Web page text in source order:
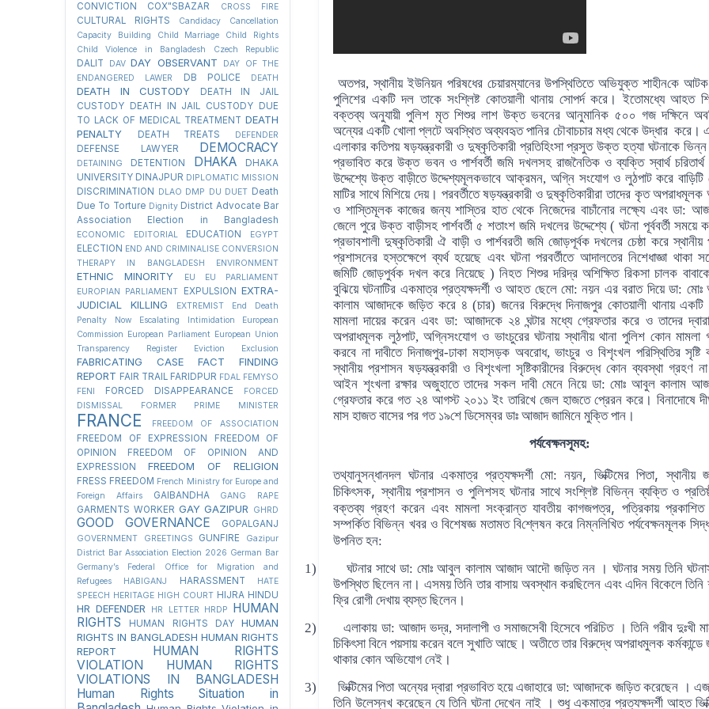
অতপর, স্থানীয় ইউনিয়ন পরিষধের চেয়ারম্যানের উপস্থিতিতে অভিযুক্ত শাহীনকে আটক
পুলিশের একটি দল তাকে সংশ্লিষ্ট কোতয়ালী থানায় সোপর্দ করে ।ইতোমধ্যে আহত
বক্তব্য অনুযায়ী পুলিশ মৃত শিশুর লাশ উক্ত ভবনের আনুমানিক ৫০০ গজ দক্ষিনে
অন্যের একটি খোলা প্লটে অবস্থিত অব্যবহৃত পানির চৌবাচচার মধ্য থেকে উদ্ধার করে।
এলাকার কতিপয় ষড়যন্ত্রকারী ও দুষ্কৃতিকারী প্রতিহিংসা প্রসুত উক্ত হত্যা ঘটনাকে ভিন্ন
প্রভাবিত করে উক্ত ভবন ও পার্শবর্তী জমি দখলসহ রাজনৈতিক ও ব্যক্তিস্বার্থ
উদ্দেশ্যে উক্ত বাড়ীতে উদ্দেশ্যমূলকভাবে আক্রমন, অগ্নি সংযোগ ও লুঠপাট করে বাড়িটি
মাটির সাথে মিশিয়ে দেয়। পরবর্তীতে ষড়যন্ত্রকারী ও দুষ্কৃতিকারীরা তাদের কৃত অপরাধমূলক
ও শাস্তিমূলক কাজের জন্য শাস্তির হাত থেকে নিজেদের বাচাঁনোর লক্ষ্যে এবং ডা:
জেলে পুরে উক্ত বাড়ীসহ পার্শবর্তী ৫ শতাংশ জমি দখলের উদ্দেশ্যে ( ঘটনা পূর্ববর্তী সময়ে
প্রভাবশালী দুষ্কৃতিকারী ঐ বাড়ী ও পার্শবরতী জমি জোড়পূর্বক দখলের চেষ্ঠা করে স্থানীয়
প্রশাসনের হস্তক্ষেপে ব্যর্থ হয়েছে এবং ঘটনা পরবর্তীতে আদালতের নিশেধাজ্ঞা থাকা
জমিটি জোড়পুর্বক দখল করে নিয়েছে ) নিহত শিশুর দরিদ্র অশিক্ষিত রিকসা চালক
বুঝিয়ে ঘটনাটির একমাত্র প্রত্যক্ষদর্শী ও আহত ছেলে মো: নয়ন এর বরাত দিয়ে ডা:
কালাম আজাদকে জড়িত করে ৪ (চার) জনের বিরুদ্ধে দিনাজপুর কোতয়ালী থানায় একটি
মামলা দায়ের করেন এবং ডা: আজাদকে ২৪ ঘন্টার মধ্যে গ্রেফতার করে ও তাদের
অপরাধমূলক লুঠপাট, অগ্নিসংযোগ ও ভাংচুরের ঘটনায় স্থানীয় থানা পুলিশ কোন মামলা
করবে না দাবীতে দিনাজপুর-ঢাকা মহাসড়ক অবরোধ, ভাংচুর ও বিশৃংখল পরিস্থিতির সৃষ্টি
স্থানীয় প্রশাসন ষড়যন্ত্রকারী ও বিশৃংখলা সৃষ্টিকারীদের বিরুদ্ধে কোন ব্যবস্থা গ্রহণ
আইন শৃংখলা রক্ষার অজুহাতে তাদের সকল দাবী মেনে নিয়ে ডা:মোঃ আবুল কালাম
গ্রেফতার করে গত ২৪ আগস্ট ২০১১ ইং তারিখে জেল হাজতে প্রেরন করে । বিনাদোষে
মাস হাজত বাসের পর গত ১৯শে ডিসেম্বর ডাঃ আজাদ জামিনে মুক্তি পান।
পর্যবেক্ষনসূমহ:
তথ্যানুসন্ধানদল ঘটনার একমাত্র প্রত্যক্ষদর্শী মো: নয়ন, ভিক্টিমের পিতা, স্থানীয়
চিকিৎসক, স্থানীয় প্রশাসন ও পুলিশসহ ঘটনার সাথে সংশ্লিষ্ট বিভিন্ন ব্যক্তি ও
বক্তব্য গ্রহণ করেন এবং মামলা সংক্রান্ত যাবতীয় কাগজপত্র, পত্রিকায় প্রকাশিত
সম্পর্কিত বিভিন্ন খবর ও বিশেষজ্ঞ মতামত বিশ্লেষন করে নিম্নলিখিত পর্যবেক্ষনমূলক
উপনিত হন:
1)
ঘটনার সাথে ডা: মোঃ আবুল কালাম আজাদ আদৌ জড়িত নন । ঘটনার সময় তিনি
উপস্থিত ছিলেন না। এসময় তিনি তার বাসায় অবস্থান করছিলেন এবংএদিন বিকেলে তিনি
ফ্রি রোগী দেখায়ব্যস্ত ছিলেন।
2)
এলাকায় ডা: আজাদ ভদ্র, সদালাপী ও সমাজসেবী হিসেবে পরিচিত । তিনি গরীব দুঃখী
চিকিৎসাবিনে পয়সায় করেন বলে সুখাতি আছে। অতীতে তার বিরুদ্ধে অপরাধমুলক কর্মকান্ডে
থাকার কোন অভিযোগ নেই।
3)
ভিক্টিমের পিতা অন্যের দ্বারা প্রভাবিত হয়ে এজাহারে ডা: আজাদকে জড়িত করেছেন ।
তিনি উলেস্নখ করেছেন যে তিনি ঘটনা দেখেন নাই
। শুধু একমাত্র প্রত্যক্ষদর্শী আহত
CONVICTION COX"SBAZAR CROSS FIRE
CULTURAL RIGHTS
Candidacy Cancellation
Capacity Building
Child Marriage
Child Rights
Child Violence in Bangladesh
Czech Republic
DALIT DAV DAY OBSERVANT
DAY OF THE
ENDANGERED LAWER
DB POLICE DEATH
DEATH IN CUSTODY
DEATH IN JAIL
CUSTODY DEATH IN JAIL CUSTODY DUE
TO LACK OF MEDICAL TREATMENT DEATH
PENALTY
DEATH TREATS DEFENDER
DEFENSE LAWYER DEMOCRACY
DETAINING DETENTION DHAKA
DHAKA
UNIVERSITY DINAJPUR DIPLOMATIC MISSION
DISCRIMINATION DLAO DMP DU DUET Death
Due To Torture Dignity District Advocate Bar
Association Election in Bangladesh
ECONOMIC EDITORIAL EDUCATION EGYPT
ELECTION END AND CRIMINALISE CONVERSION
THERAPY IN BANGLADESH
ENVIRONMENT
ETHNIC MINORITY EU
EU PARLIAMENT
EUROPIAN PARLIAMENT
EXPULSION EXTRA-
JUDICIAL KILLING
EXTREMIST
End Death
Penalty Now
Escalating Intimidation
European
Commission European Parliament European Union
Transparency Register
Eviction Exclusion
FABRICATING CASE
FACT FINDING
REPORT FAIR TRAIL FARIDPUR FDAL FEMYSO
FENI
FORCED DISAPPEARANCE
FORCED
DISMISSAL
FORMER PRIME MINISTER
FRANCE FREEDOM OF ASSOCIATION
FREEDOM OF EXPRESSION
FREEDOM OF
OPINION
FREEDOM OF OPINION AND
EXPRESSION
FREEDOM OF RELIGION
FRESS FREEDOM French Ministry for Europe and
Foreign Affairs
GAIBANDHA GANG RAPE
GARMENTS WORKER GAY GAZIPUR GHRD
GOOD GOVERNANCE GOPALGANJ
GOVERNMENT GREETINGS GUNFIRE
Gazipur
District Bar Association Election 2026 German Bar
Germany’s Federal Office for Migration and
Refugees
HABIGANJ HARASSMENT
HATE
SPEECH HERITAGE HIGH COURT HIJRA HINDU
HR DEFENDER HR LETTER HRDP
HUMAN
RIGHTS
HUMAN RIGHTS DAY
HUMAN
RIGHTS IN BANGLADESH HUMAN RIGHTS
REPORT
HUMAN RIGHTS
VIOLATION
HUMAN RIGHTS
VIOLATIONS IN BANGLADESH
Human Rights Situation in